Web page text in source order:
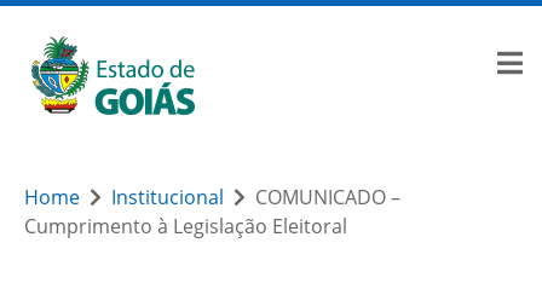
Home Institucional
COMUNICADO –
Cumprimento à Legislação Eleitoral